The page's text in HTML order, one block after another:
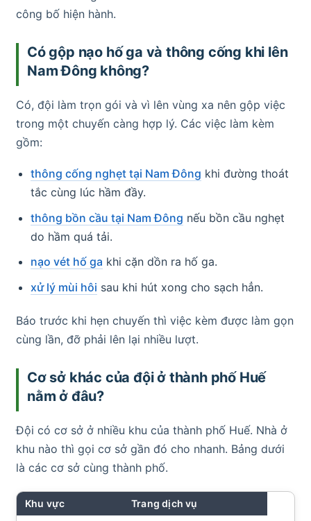
công bố hiện hành.
Có gộp nạo hố ga và thông cống khi lên
Nam Đông không?
Có, đội làm trọn gói và vì lên vùng xa nên gộp việc
trong một chuyến càng hợp lý. Các việc làm kèm
gồm:
thông cống nghẹt tại Nam Đông khi đường thoát
tắc cùng lúc hầm đầy.
thông bồn cầu tại Nam Đông nếu bồn cầu nghẹt
do hầm quá tải.
nạo vét hố ga khi cặn dồn ra hố ga.
xử lý mùi hôi sau khi hút xong cho sạch hẳn.
Báo trước khi hẹn chuyến thì việc kèm được làm gọn
cùng lần, đỡ phải lên lại nhiều lượt.
Cơ sở khác của đội ở thành phố Huế
nằm ở đâu?
Đội có cơ sở ở nhiều khu của thành phố Huế. Nhà ở
khu nào thì gọi cơ sở gần đó cho nhanh. Bảng dưới
là các cơ sở cùng thành phố.
Khu vực Trang dịch vụ